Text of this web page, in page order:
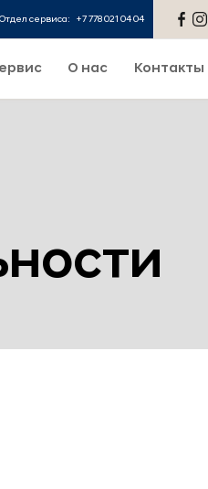
Отдел сервиса: +7 778 021 04 04
О нас Контакты